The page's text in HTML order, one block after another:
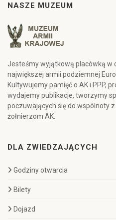
NASZE MUZEUM
Jesteśmy wyjątkową placówką w
największej armii podziemnej
Kultywujemy pamięć o AK i PPP,
wydajemy publikacje, tworzymy
poczuwających się do wspólnoty z
żołnierzom AK.
DLA ZWIEDZAJĄCYCH
Godziny otwarcia
Bilety
Dojazd